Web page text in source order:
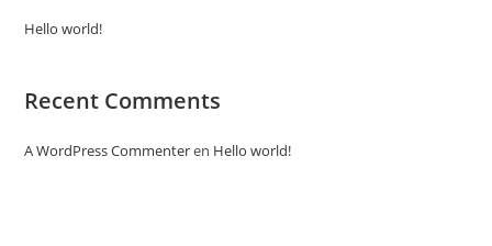
Hello world!
Recent Comments
A WordPress Commenteren Hello world!